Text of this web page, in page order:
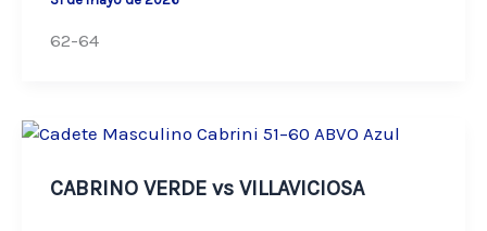
62-64
CABRINO VERDE vs VILLAVICIOSA